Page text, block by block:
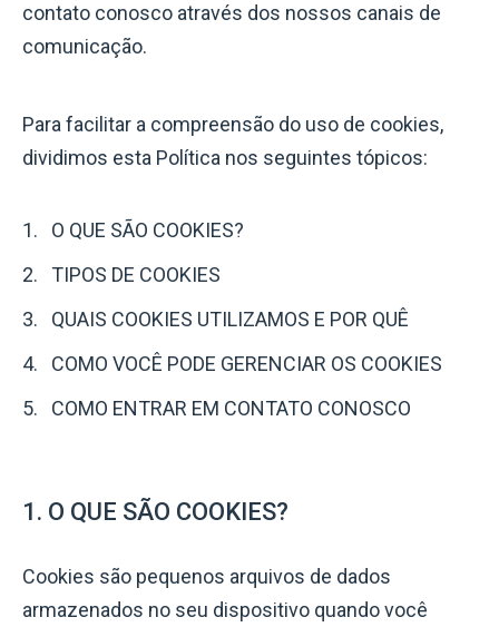
contato conosco através dos nossos canais de
comunicação.
Para facilitar a compreensão do uso de cookies,
dividimos esta Política nos seguintes tópicos:
O QUE SÃO COOKIES?
TIPOS DE COOKIES
QUAIS COOKIES UTILIZAMOS E POR QUÊ
COMO VOCÊ PODE GERENCIAR OS COOKIES
COMO ENTRAR EM CONTATO CONOSCO
1. O QUE SÃO COOKIES?
Cookies são pequenos arquivos de dados
armazenados no seu dispositivo quando você